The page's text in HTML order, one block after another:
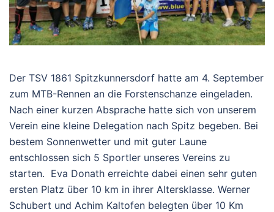
Der TSV 1861 Spitzkunnersdorf hatte am 4. September
zum MTB-Rennen an die Forstenschanze eingeladen.
Nach einer kurzen Absprache hatte sich von unserem
Verein eine kleine Delegation nach Spitz begeben. Bei
bestem Sonnenwetter und mit guter Laune
entschlossen sich 5 Sportler unseres Vereins zu
starten. Eva Donath erreichte dabei einen sehr guten
ersten Platz über 10 km in ihrer Altersklasse. Werner
Schubert und Achim Kaltofen belegten über 10 Km